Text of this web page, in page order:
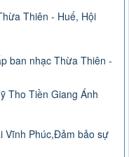
Thiên - Huế, Hội
ban nhạc Thừa Thiên -
Tho Tiền Giang Ánh
Vĩnh Phúc,Đảm bảo sự